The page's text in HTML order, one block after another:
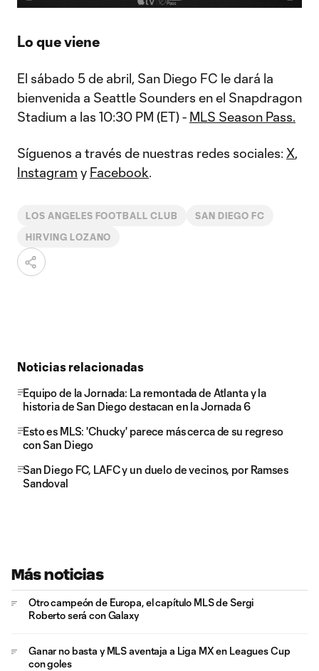
Lo que viene
El sábado 5 de abril, San Diego FC le dará la
bienvenida a Seattle Sounders en el Snapdragon
Stadium a las 10:30 PM (ET) - MLS Season Pass.
Síguenos a través de nuestras redes sociales: X,
Instagram y Facebook.
LOS ANGELES FOOTBALL CLUB SAN DIEGO FC
HIRVING LOZANO
Noticias relacionadas
Equipo de la Jornada: La remontada de Atlanta y la
historia de San Diego destacan en la Jornada 6
Esto es MLS: 'Chucky' parece más cerca de su regreso
con San Diego
San Diego FC, LAFC y un duelo de vecinos, por Ramses
Sandoval
Más noticias
Otro campeón de Europa, el capítulo MLS de Sergi
Roberto será con Galaxy
Ganar no basta y MLS aventaja a Liga MX en Leagues Cup
con goles